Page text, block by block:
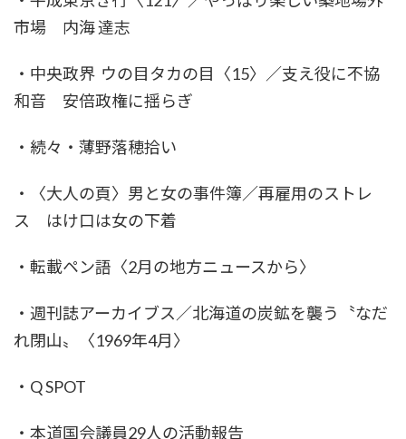
市場 内海 達志
・中央政界 ウの目タカの目〈15〉／支え役に不協
和音 安倍政権に揺らぎ
・続々・薄野落穂拾い
・〈大人の頁〉男と女の事件簿／再雇用のストレ
ス はけ口は女の下着
・転載ペン語〈2月の地方ニュースから〉
・週刊誌アーカイブス／北海道の炭鉱を襲う〝なだ
れ閉山〟〈1969年4月〉
・Q SPOT
・本道国会議員29人の活動報告